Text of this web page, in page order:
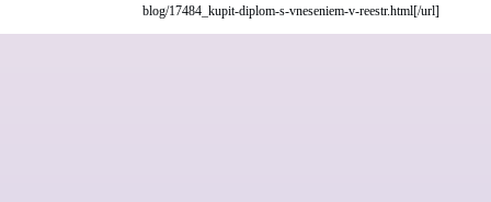
blog/17484_kupit-diplom-s-vneseniem-v-reestr.html[/url]